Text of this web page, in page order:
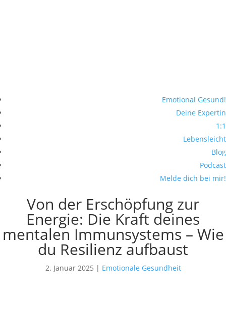
Emotional Gesund!
Deine Expertin
1:1
Lebensleicht
Blog
Podcast
Melde dich bei mir!
Von der Erschöpfung zur
Energie: Die Kraft deines
mentalen Immunsystems – Wie
du Resilienz aufbaust
2. Januar 2025 | Emotionale Gesundheit